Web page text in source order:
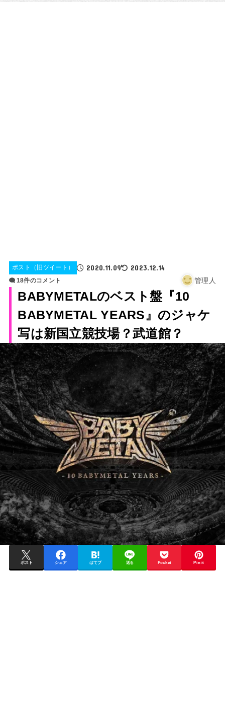
ポスト（旧ツイート） 2020.11.09 2023.12.14
18件のコメント 管理人
BABYMETALのベスト盤『10
BABYMETAL YEARS』のジャケ
写は新国立競技場？武道館？
ポスト シェア はてブ 送る Pocket Pin it